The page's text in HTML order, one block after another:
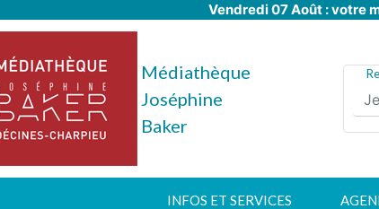
Vendredi 07 Août : votre
Médiathèque
Joséphine
Baker
INFOS ET SERVICES